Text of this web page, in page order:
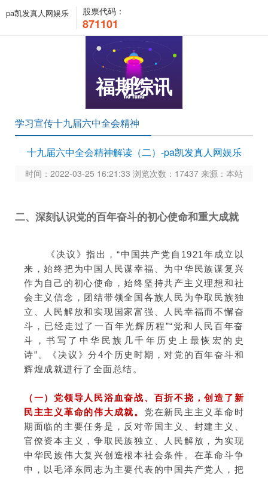
pa凯发真人网娱乐 股票代码：
871101
福期综讯
学习宣传十九届六中全会精神
十九届六中全会精神解读（二）-pa凯发真人网娱乐
时间：2022-03-25 16:21:33 浏览次数：17437 来源：本站
二、深刻认识党的百年奋斗的初心使命和重大成就
《决议》指出，“中国共产党自1921年成立以
来，始终把为中国人民谋幸福、为中华民族谋复兴
作为自己的初心使命，始终坚持共产主义理想和社
会主义信念，团结带领全国各族人民为争取民族独
立、人民解放和实现国家富强、人民幸福而不懈奋
斗，已经走过了一百年光辉历程”“党和人民百年奋
斗，书写了中华民族几千年历史上最恢宏的史
诗”。《决议》分4个历史时期，对党的百年奋斗和
辉煌成就进行了全面总结。
（一） 党领导人民浴血奋战、百折不挠，创造了新
民主主义革命的伟大成就。 党在新民主主义革命时
期面临的主要任务是，反对帝国主义、封建主义、
官僚资本主义，争取民族独立、人民解放，为实现
中华民族伟大复兴创造根本社会条件。在革命斗争
中，以毛泽东同志为主要代表的中国共产党人，把